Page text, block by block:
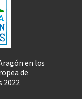
en los
de
2022